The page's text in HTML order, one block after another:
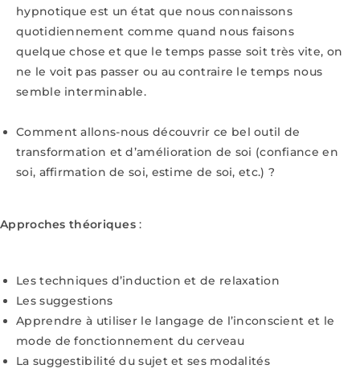
hypnotique est un état que nous connaissons
quotidiennement comme quand nous faisons
quelque chose et que le temps passe soit très vite, on
ne le voit pas passer ou au contraire le temps nous
semble interminable.
Comment allons-nous découvrir ce bel outil de
transformation et d’amélioration de soi (confiance en
soi, affirmation de soi, estime de soi, etc.) ?
Approches théoriques :
Les techniques d’induction et de relaxation
Les suggestions
Apprendre à utiliser le langage de l’inconscient et le
mode de fonctionnement du cerveau
La suggestibilité du sujet et ses modalités